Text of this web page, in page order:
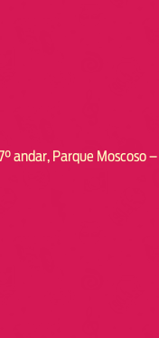
andar, Parque Moscoso –